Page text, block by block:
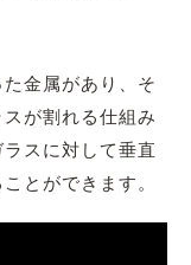
金属があり、そ
が割れる仕組み
スに対して垂直
とができます。